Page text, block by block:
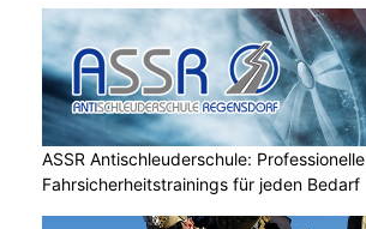
ASSR Antischleuderschule: Professionelle
Fahrsicherheitstrainings für jeden Bedarf